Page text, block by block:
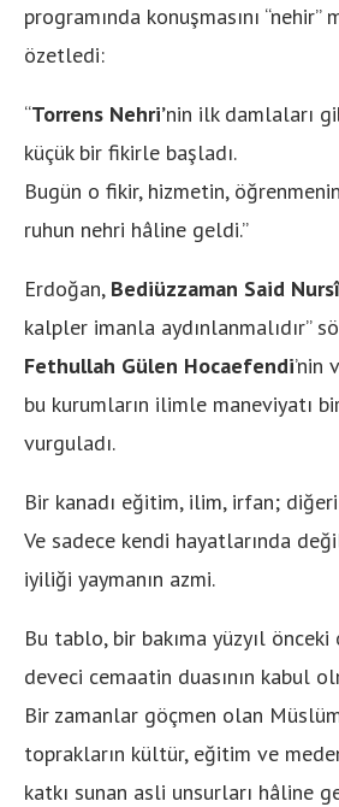
programında konuşmasını
özetledi:
“Torrens Nehri’nin ilk damlaları
küçük bir fikirle başladı.
Bugün o fikir, hizmetin,
ruhun nehri hâline geldi.”
Erdoğan, Bediüzzaman Said Nursî
kalpler imanla aydınlanmalıdır”
Fethullah Gülen Hocaefendi’nin
bu kurumların ilimle maneviyatı
vurguladı.
Bir kanadı eğitim, ilim, irfan;
Ve sadece kendi hayatlarında
iyiliği yaymanın azmi.
Bu tablo, bir bakıma yüzyıl önceki
deveci cemaatin duasının kabul
Bir zamanlar göçmen olan
toprakların kültür, eğitim ve
katkı sunan asli unsurları hâline